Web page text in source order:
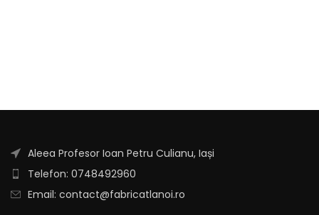
Aleea Profesor Ioan Petru Culianu, Iași
Telefon: 0748492960
Email: contact@fabricatlanoi.ro